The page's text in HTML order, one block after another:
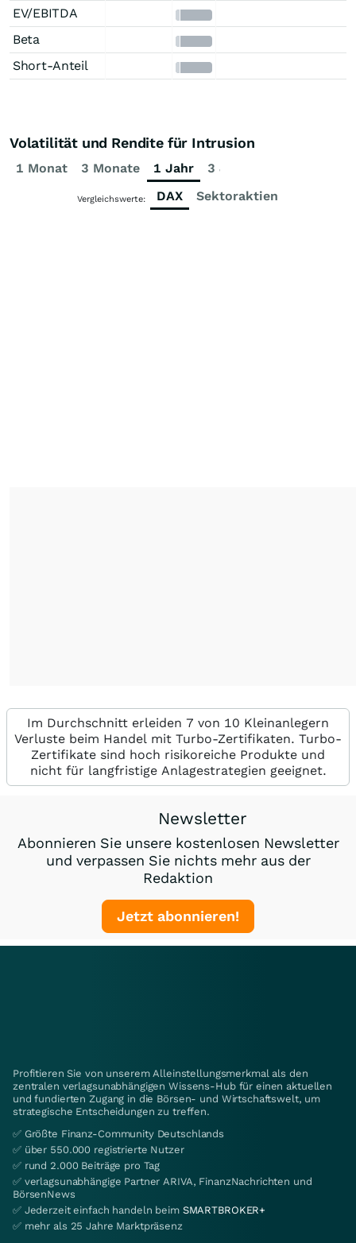
EV/EBITDA
Beta
Short-Anteil
Volatilität und Rendite für Intrusion
1 Monat 3 Monate 1 Jahr 3 Jahre
Vergleichswerte: DAX Sektoraktien
Im Durchschnitt erleiden 7 von 10 Kleinanlegern
Verluste beim Handel mit Turbo-Zertifikaten. Turbo-
Zertifikate sind hoch risikoreiche Produkte und
nicht für langfristige Anlagestrategien geeignet.
Newsletter
Abonnieren Sie unsere kostenlosen Newsletter
und verpassen Sie nichts mehr aus der
Redaktion
Jetzt abonnieren!
Profitieren Sie von unserem Alleinstellungsmerkmal als den
zentralen verlagsunabhängigen Wissens-Hub für einen aktuellen
und fundierten Zugang in die Börsen- und Wirtschaftswelt, um
strategische Entscheidungen zu treffen.
✅ Größte Finanz-Community Deutschlands
✅ über 550.000 registrierte Nutzer
✅ rund 2.000 Beiträge pro Tag
✅ verlagsunabhängige Partner ARIVA, FinanzNachrichten und
BörsenNews
✅ Jederzeit einfach handeln beim SMARTBROKER+
✅ mehr als 25 Jahre Marktpräsenz